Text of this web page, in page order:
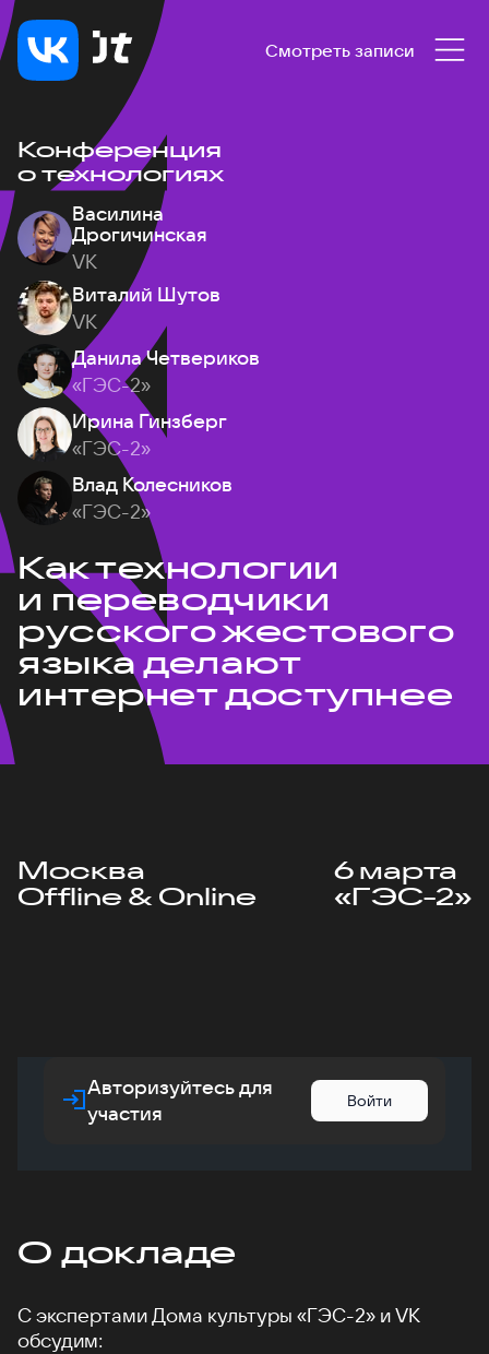
Смотреть записи
Конференция
о технологиях
Василина
Дрогичинская
VK
Виталий Шутов
VK
Данила Четвериков
«ГЭС-2»
Ирина Гинзберг
«ГЭС-2»
Влад Колесников
«ГЭС-2»
Как технологии
и переводчики
русского жестового
языка делают
интернет доступнее
Москва
Offline & Online
6 марта
«ГЭС-2»
Авторизуйтесь для
участия
Войти
О докладе
С экспертами Дома культуры «ГЭС-2» и VK
обсудим: